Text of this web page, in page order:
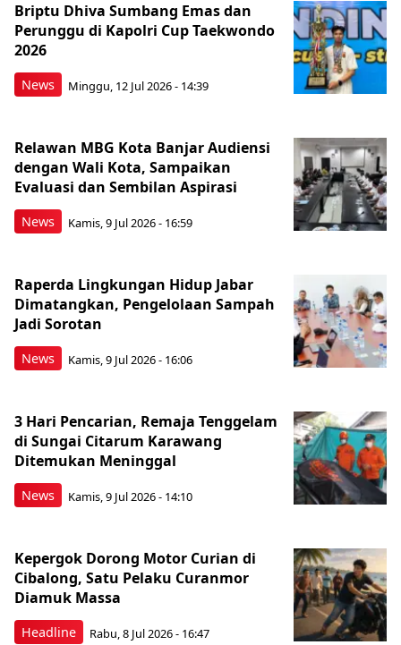
News
Briptu Dhiva Sumbang Emas dan
Perunggu di Kapolri Cup Taekwondo
2026
Minggu, 12 Jul 2026 - 14:39
News
Relawan MBG Kota Banjar Audiensi
dengan Wali Kota, Sampaikan
Evaluasi dan Sembilan Aspirasi
Kamis, 9 Jul 2026 - 16:59
News
Raperda Lingkungan Hidup Jabar
Dimatangkan, Pengelolaan Sampah
Jadi Sorotan
Kamis, 9 Jul 2026 - 16:06
News
3 Hari Pencarian, Remaja Tenggelam
di Sungai Citarum Karawang
Ditemukan Meninggal
Kamis, 9 Jul 2026 - 14:10
Headline
Kepergok Dorong Motor Curian di
Cibalong, Satu Pelaku Curanmor
Diamuk Massa
Rabu, 8 Jul 2026 - 16:47